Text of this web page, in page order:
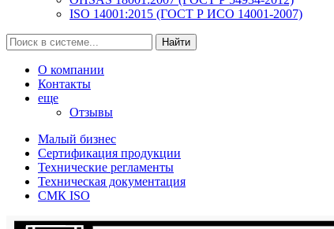
ISO 14001:2015 (ГОСТ Р ИСО 14001-2007)
Найти
О компании
Контакты
еще
Отзывы
Малый бизнес
Сертификация продукции
Технические регламенты
Техническая документация
СМК ISO